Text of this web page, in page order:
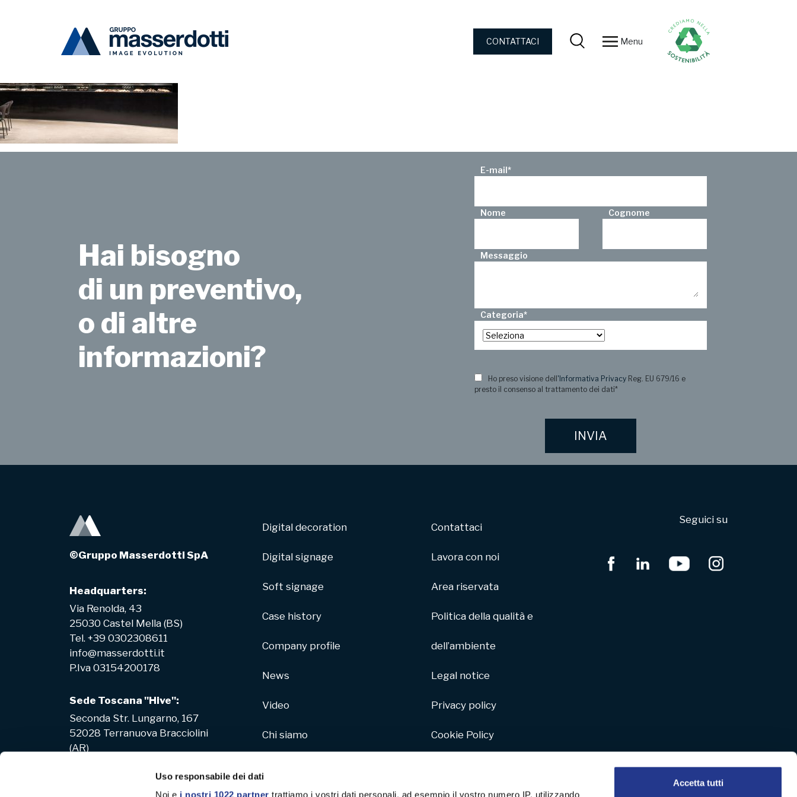
Uso responsabile dei dati
Noi e i nostri 1022 partner trattiamo i vostri dati personali, ad esempio il vostro numero IP, utilizzando
Accetta tutti
CONTATTACI Menu
Hai bisogno
di un preventivo,
o di altre
informazioni?
E-mail*
Nome Cognome
Messaggio
Categoria*
Ho preso visione dell 'Informativa PrivacyReg. EU 679/16 e
presto il consenso al trattamento dei dati*
©Gruppo Masserdotti SpA
Headquarters:
Via Renolda, 43
25030 Castel Mella (BS)
Tel. +39 0302308611
info@masserdotti.it
P.Iva 03154200178
Sede Toscana "Hive":
Seconda Str. Lungarno, 167
52028 Terranuova Bracciolini
(AR)
Digital decoration
Digital signage
Soft signage
Case history
Company profile
News
Video
Chi siamo
Hive
Contattaci
Lavora con noi
Area riservata
Politica della qualità e
dell’ambiente
Legal notice
Privacy policy
Cookie Policy
Seguici su